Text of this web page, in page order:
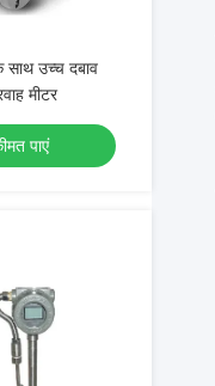
उच्च दबाव
मीटर
पाएं